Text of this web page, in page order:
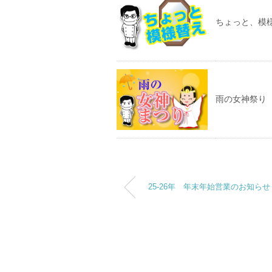
ちょっと、模
雨の女神祭り
25-26年 年末年始営業のお知らせ